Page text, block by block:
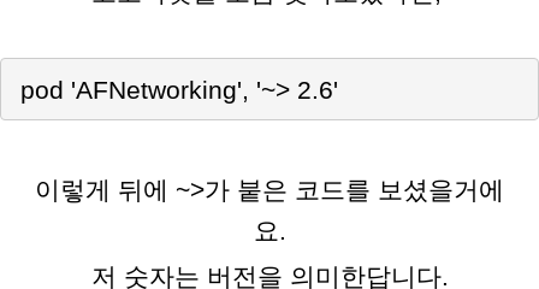
pod 'AFNetworking', '~> 2.6'
이렇게 뒤에 ~>가 붙은 코드를 보셨을거에
요.
저 숫자는 버전을 의미한답니다.